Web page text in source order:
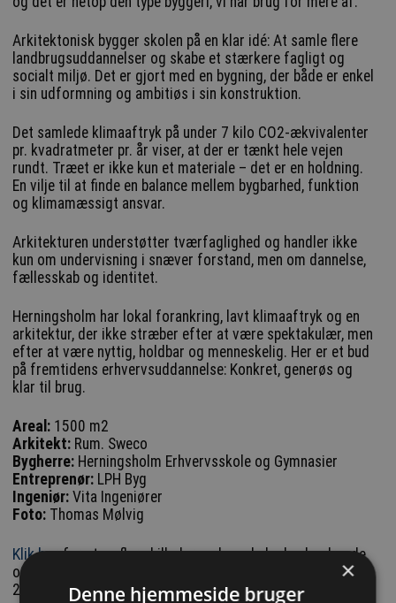
Arkitektonisk bygger skolen på en klar idé: At samle flere
landbrugsuddannelser og skabe et stærkere fagligt og
socialt miljø. Det er gjort med en bygning, der både er enkel
i sin udformning og ambitiøs i sin konstruktion.
Det samlede klimaaftryk på under 7 kilo CO2-ækvivalenter
pr. kvadratmeter pr. år viser, at der er tænkt hele vejen
rundt. Træet er ikke kun et materiale – det er en holdning.
En vilje til at finde en balance mellem bygbarhed, funktion
og klimamæssigt ansvar.
Arkitekturen understøtter tværfaglighed og handler ikke
kun om undervisning i snæver forstand, men om dannelse,
fællesskab og identitet.
Herningsholm har lokal forankring, lavt klimaaftryk og en
arkitektur, der ikke stræber efter at være spektakulær, men
efter at være nyttig, holdbar og menneskelig. Her er et bud
på fremtidens erhvervsuddannelse: Konkret, generøs og
klar til brug.
Areal: 1500 m2
Arkitekt: Rum. Sweco
Bygherre: Herningsholm Erhvervsskole og Gymnasier
Entreprenør: LPH Byg
Ingeniør: Vita Ingeniører
Foto: Thomas Mølvig
Klik herfor at se flere billeder og læse hele den hædrende
omtale af Herningsholm Landbrugsskole ved Årets Byggeri
2025 og læs også om de andre vindere og hædrende
×
Denne hjemmeside bruger